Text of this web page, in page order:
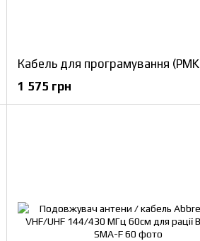
1 575 грн